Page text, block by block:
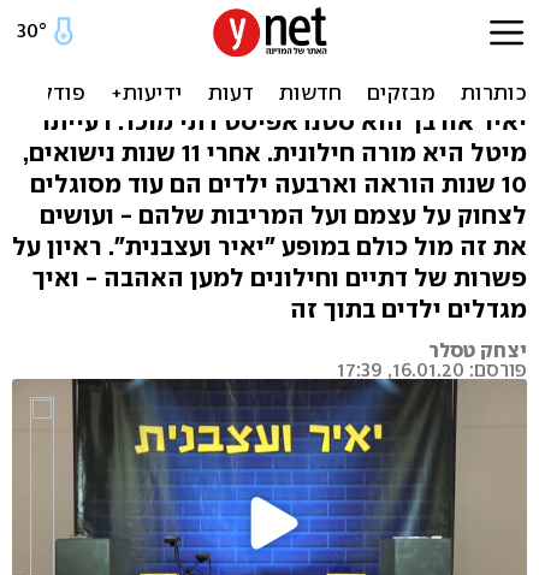
היא חילונית, הוא דתי: "השנה
הראשונה הייתה סיוט"
יאיר אורבך הוא סטנדאפיסט דתי מוכר. רעייתו
מיטל היא מורה חילונית. אחרי 11 שנות נישואים,
10 שנות הוראה וארבעה ילדים הם עוד מסוגלים
לצחוק על עצמם ועל המריבות שלהם - ועושים
את זה מול כולם במופע "יאיר ועצבנית". ראיון על
פשרות של דתיים וחילונים למען האהבה - ואיך
מגדלים ילדים בתוך זה
יצחק טסלר
פורסם: 16.01.20, 17:39